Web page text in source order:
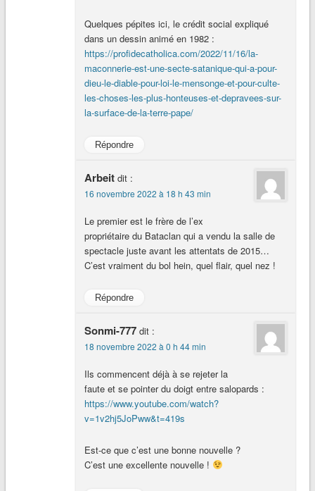
Quelques pépites ici, le crédit social expliqué
dans un dessin animé en 1982 :
https://profidecatholica.com/2022/11/16/la-
maconnerie-est-une-secte-satanique-qui-a-pour-
dieu-le-diable-pour-loi-le-mensonge-et-pour-culte-
les-choses-les-plus-honteuses-et-depravees-sur-
la-surface-de-la-terre-pape/
Répondre
Arbeit dit :
16 novembre 2022 à 18 h 43 min
Le premier est le frère de l’ex
propriétaire du Bataclan qui a vendu la salle de
spectacle juste avant les attentats de 2015…
C’est vraiment du bol hein, quel flair, quel nez !
Répondre
Sonmi-777 dit :
18 novembre 2022 à 0 h 44 min
Ils commencent déjà à se rejeter la
faute et se pointer du doigt entre salopards :
https://www.youtube.com/watch?
v=1v2hj5JoPww&t=419s
Est-ce que c’est une bonne nouvelle ?
C’est une excellente nouvelle !